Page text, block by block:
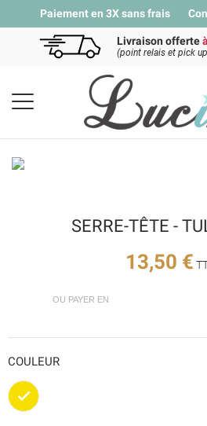
Paiement en 3X sans frais
Livraison offerte
(point relais et pick
SERRE-TÊTE -
13,50 €
OU PAYER EN
COULEUR
Doré